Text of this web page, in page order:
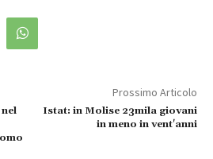
Prossimo Articolo
Istat: in Molise 23mila giovani
in meno in vent'anni